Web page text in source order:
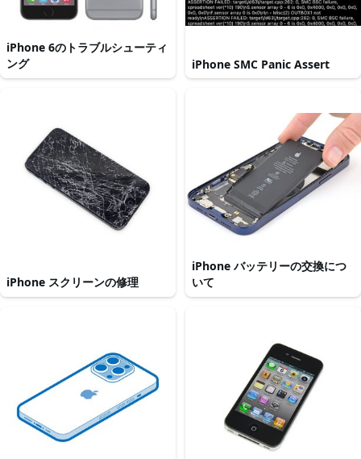
iPhone 6のトラブルシューティ
ング
iPhone SMC Panic Assert
iPhone スクリーンの修理
iPhone バッテリーの交換につ
いて